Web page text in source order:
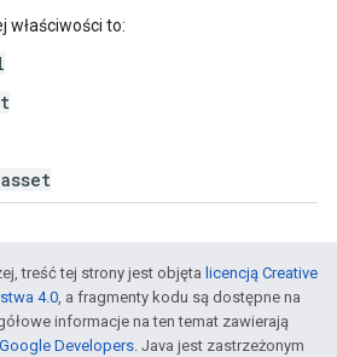
właściwości to:
treść tej strony jest objęta licencją Creative
4.0, a fragmenty kodu są dostępne na
informacje na ten temat zawierają
Developers. Java jest zastrzeżonym